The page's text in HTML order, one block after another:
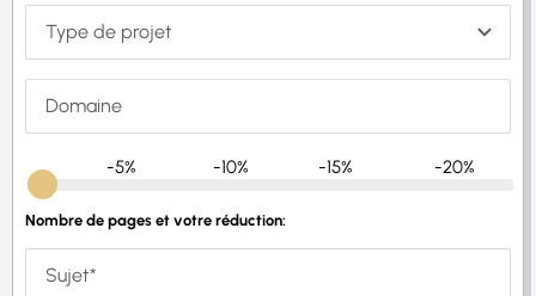
-5% -10% -15% -20%
Nombre de pages et votre réduction: